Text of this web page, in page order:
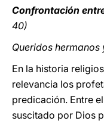
Confrontación
40)
Queridos hermanos
En la historia
relevancia los
predicación. Entre
suscitado por Dios